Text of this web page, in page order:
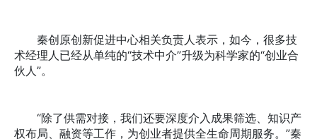
秦创原创新促进中心相关负责人表示，如今，很多技
术经理人已经从单纯的“技术中介”升级为科学家的“创业合
伙人”。
“除了供需对接，我们还要深度介入成果筛选、知识产
权布局、融资等工作，为创业者提供全生命周期服务。”秦